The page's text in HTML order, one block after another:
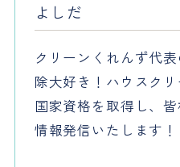
よしだ
クリーンくれんず代
除大好き！ハウスク
国家資格を取得し、
情報発信いたします！